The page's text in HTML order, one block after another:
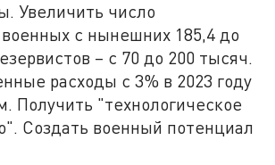
Увеличить число
с нынешних 185,4 до
– с 70 до 200 тысяч.
расходы с 3% в 2023 году
Получить "технологическое
Создать военный потенциал